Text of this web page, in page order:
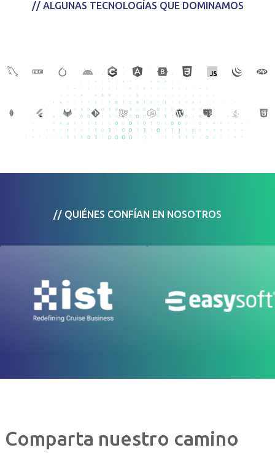
// ALGUNAS TECNOLOGÍAS QUE DOMINAMOS
// QUIÉNES CONFÍAN EN NOSOTROS
Comparta nuestro camino